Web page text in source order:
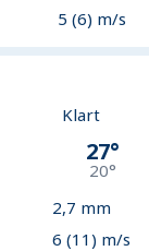
5 (6) m/s
Klart
27°
20°
2,7 mm
6 (11) m/s